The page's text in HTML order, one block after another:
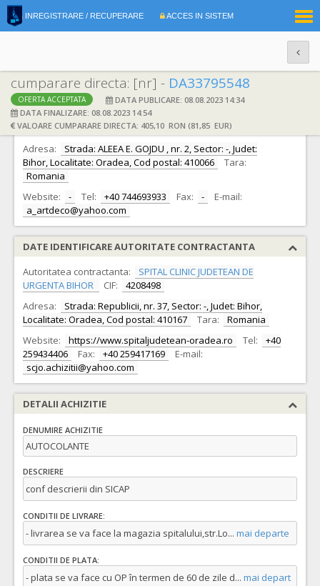
INREGISTRARE / RECUPERARE ACCES IN SISTEM
cumparare directa: [nr] - DA33795548
OFERTA ACCEPTATA
DATA PUBLICARE: 08.08.2023 14:34
DATA FINALIZARE: 08.08.2023 14:54
VALOARE CUMPARARE DIRECTA: 405,10 RON (81,85 EUR)
DATE IDENTIFICARE OFERTANT
Ofertant: S.C. ART.DECO S.R.L. CIF: 58584
Adresa:
Strada: ALEEA E. GOJDU , nr. 2, Sector: -, Judet:
Bihor, Localitate: Oradea, Cod postal: 410066
Tara:
Romania
Website:
- Tel: +40 744693933 Fax: -
E-mail:
a_artdeco@yahoo.com
DATE IDENTIFICARE AUTORITATE CONTRACTANTA
Autoritatea contractanta:
SPITAL CLINIC JUDETEAN DE
URGENTA BIHOR
CIF:
4208498
Adresa:
Strada: Republicii, nr. 37, Sector: -, Judet: Bihor,
Localitate: Oradea, Cod postal: 410167
Tara:
Romania
Website:
https://www.spitaljudetean-oradea.ro Tel:
+40
259434406
Fax: +40 259417169
E-mail:
scjo.achizitii@yahoo.com
DETALII ACHIZITIE
DENUMIRE ACHIZITIE
AUTOCOLANTE
DESCRIERE
conf descrierii din SICAP
CONDITII DE LIVRARE:
- livrarea se va face la magazia spitalului,str.Lo... mai departe
CONDITII DE PLATA:
- plata se va face cu OP în termen de 60 de zile d... mai depart